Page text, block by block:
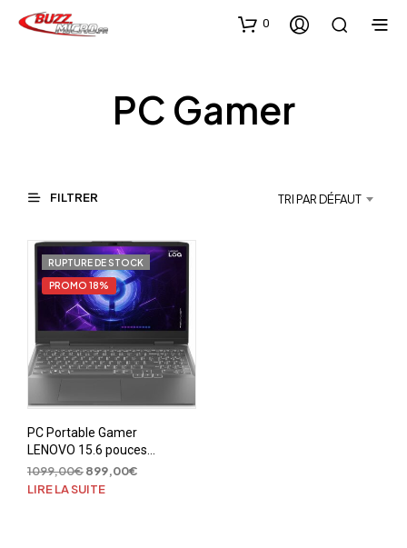
0
PC Gamer
FILTRER TRI PAR DÉFAUT
RUPTURE DE STOCK
PROMO 18%
PC Portable Gamer
LENOVO 15.6 pouces
144Hz ,Intel Core i5,
16Go, SSD 512Go, RTX
1099,00€Le
prix
899,00€
LIRE LA SUITE